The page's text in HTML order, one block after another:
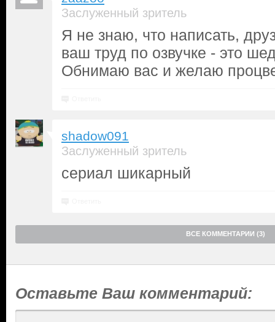
Заслуженный зритель
Я не знаю, что написать,
ваш труд по озвучке - это
Обнимаю вас и желаю
shadow091
Заслуженный зритель
сериал шикарный
ВСЕ КОММЕНТАРИИ (3)
Оставьте Ваш комментарий: